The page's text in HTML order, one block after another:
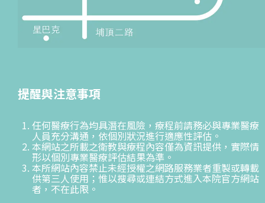
提醒與注意事項
任何醫療行為均具潛在風險，療程前請務必與專業醫療
人員充分溝通，依個別狀況進行適應性評估。
本網站之所載之衛教與療程內容僅為資訊提供，實際情
形以個別專業醫療評估結果為準。
本所網站內容禁止未經授權之網路服務業者重製或轉載
供第三人使用；惟以搜尋或連結方式進入本院官方網站
者，不在此限。